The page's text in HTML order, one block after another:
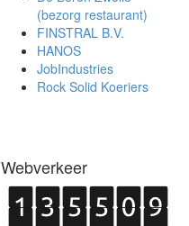
(bezorg restaurant)
FINSTRAL B.V.
HANOS
JobIndustries
Rock Solid Koeriers
Webverkeer